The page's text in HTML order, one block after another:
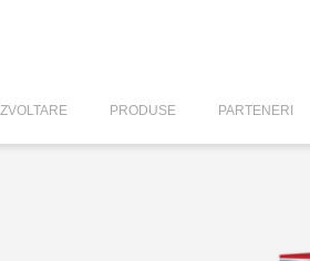
PRODUSE PARTENERI